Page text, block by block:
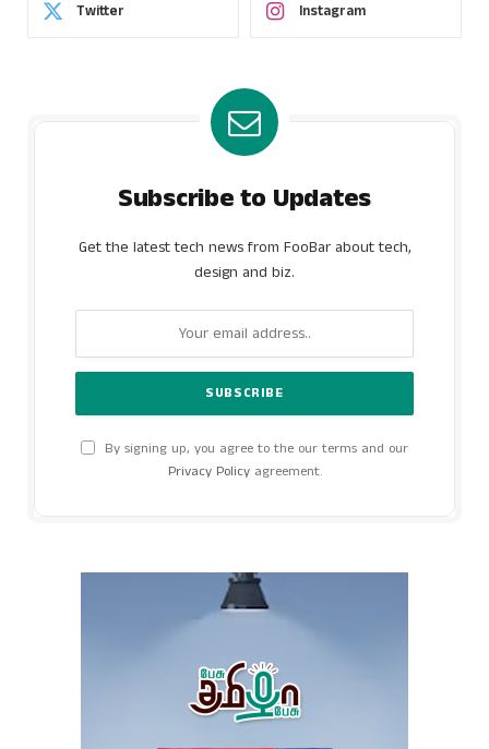
Twitter Instagram
Subscribe to Updates
Get the latest tech news from FooBar about tech,
design and biz.
By signing up, you agree to the our terms and our
Privacy Policyagreement.